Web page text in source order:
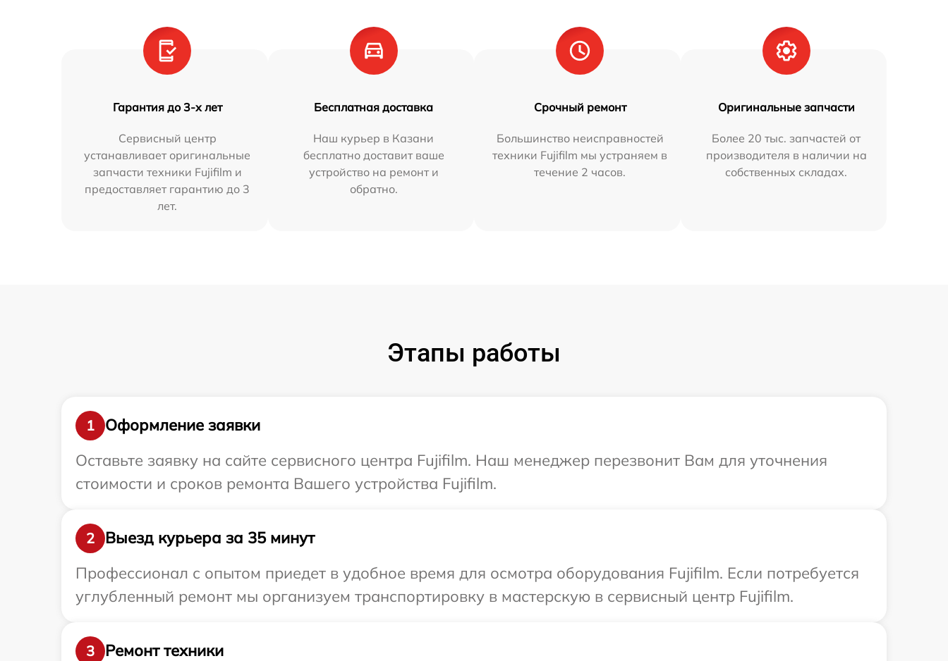
Гарантия до 3-х лет
Сервисный центр
устанавливает оригинальные
запчасти техники Fujifilm и
предоставляет гарантию до 3
лет.
Бесплатная доставка
Наш курьер в Казани
бесплатно доставит ваше
устройство на ремонт и
обратно.
Срочный ремонт
Большинство неисправностей
техники Fujifilm мы устраняем в
течение 2 часов.
Оригинальные запчасти
Более 20 тыс. запчастей от
производителя в наличии на
собственных складах.
Этапы работы
1
Оформление заявки
Оставьте заявку на сайте сервисного центра Fujifilm. Наш менеджер перезвонит Вам для уточнения
стоимости и сроков ремонта Вашего устройства Fujifilm.
2
Выезд курьера за 35 минут
Профессионал с опытом приедет в удобное время для осмотра оборудования Fujifilm. Если потребуется
углубленный ремонт мы организуем транспортировку в мастерскую в сервисный центр Fujifilm.
3
Ремонт техники